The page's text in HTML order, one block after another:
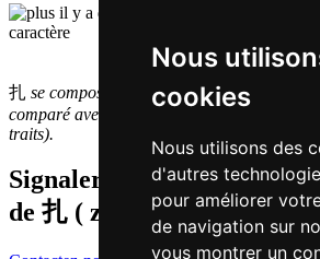
Nous
cookies
Nous utilisons des
d'autres
pour améliorer
de navigation sur
vous montrer un
扎 se compose de 4 traitset a donc une
comparé avec les autres caractères
traits).
Signaler traduction fausse
de 扎 ( zaat / zaat3 )